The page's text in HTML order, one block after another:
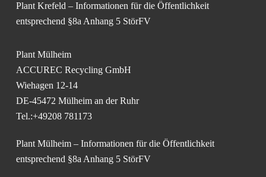
Plant Krefeld – Informationen für die Öffentlichkeit
entsprechend §8a Anhang 5 StörFV
Plant Mülheim
ACCUREC Recycling GmbH
Wiehagen 12-14
DE-45472 Mülheim an der Ruhr
Tel.:+49208 781173
Plant Mülheim – Informationen für die Öffentlichkeit
entsprechend §8a Anhang 5 StörFV